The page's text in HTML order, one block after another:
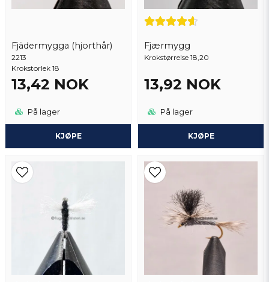
Fjädermygga (hjorthår)
2213
Krokstorlek 18
13,42 NOK
På lager
KJØPE
Fjærmygg
Krokstørrelse 18,20
13,92 NOK
På lager
KJØPE
Send spørsmål